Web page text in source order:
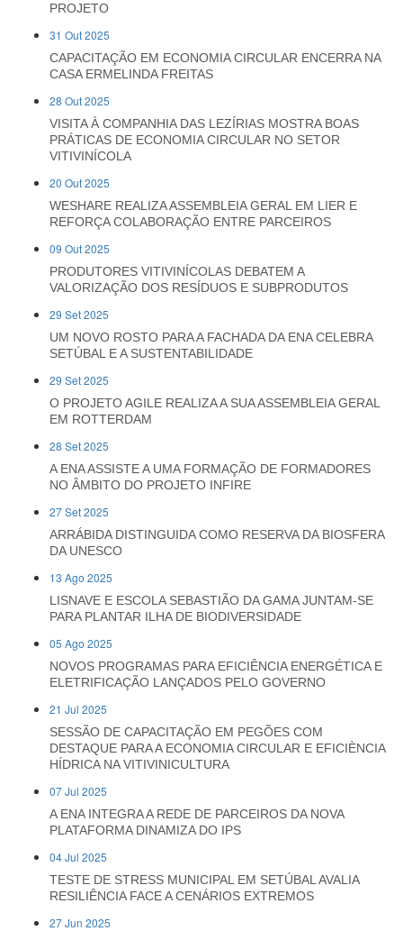
PROJETO
31 Out 2025
CAPACITAÇÃO EM ECONOMIA CIRCULAR ENCERRA NA
CASA ERMELINDA FREITAS
28 Out 2025
VISITA À COMPANHIA DAS LEZÍRIAS MOSTRA BOAS
PRÁTICAS DE ECONOMIA CIRCULAR NO SETOR
VITIVINÍCOLA
20 Out 2025
WESHARE REALIZA ASSEMBLEIA GERAL EM LIER E
REFORÇA COLABORAÇÃO ENTRE PARCEIROS
09 Out 2025
PRODUTORES VITIVINÍCOLAS DEBATEM A
VALORIZAÇÃO DOS RESÍDUOS E SUBPRODUTOS
29 Set 2025
UM NOVO ROSTO PARA A FACHADA DA ENA CELEBRA
SETÚBAL E A SUSTENTABILIDADE
29 Set 2025
O PROJETO AGILE REALIZA A SUA ASSEMBLEIA GERAL
EM ROTTERDAM
28 Set 2025
A ENA ASSISTE A UMA FORMAÇÃO DE FORMADORES
NO ÂMBITO DO PROJETO INFIRE
27 Set 2025
ARRÁBIDA DISTINGUIDA COMO RESERVA DA BIOSFERA
DA UNESCO
13 Ago 2025
LISNAVE E ESCOLA SEBASTIÃO DA GAMA JUNTAM-SE
PARA PLANTAR ILHA DE BIODIVERSIDADE
05 Ago 2025
NOVOS PROGRAMAS PARA EFICIÊNCIA ENERGÉTICA E
ELETRIFICAÇÃO LANÇADOS PELO GOVERNO
21 Jul 2025
SESSÃO DE CAPACITAÇÃO EM PEGÕES COM
DESTAQUE PARA A ECONOMIA CIRCULAR E EFICIÈNCIA
HÍDRICA NA VITIVINICULTURA
07 Jul 2025
A ENA INTEGRA A REDE DE PARCEIROS DA NOVA
PLATAFORMA DINAMIZA DO IPS
04 Jul 2025
TESTE DE STRESS MUNICIPAL EM SETÚBAL AVALIA
RESILIÊNCIA FACE A CENÁRIOS EXTREMOS
27 Jun 2025